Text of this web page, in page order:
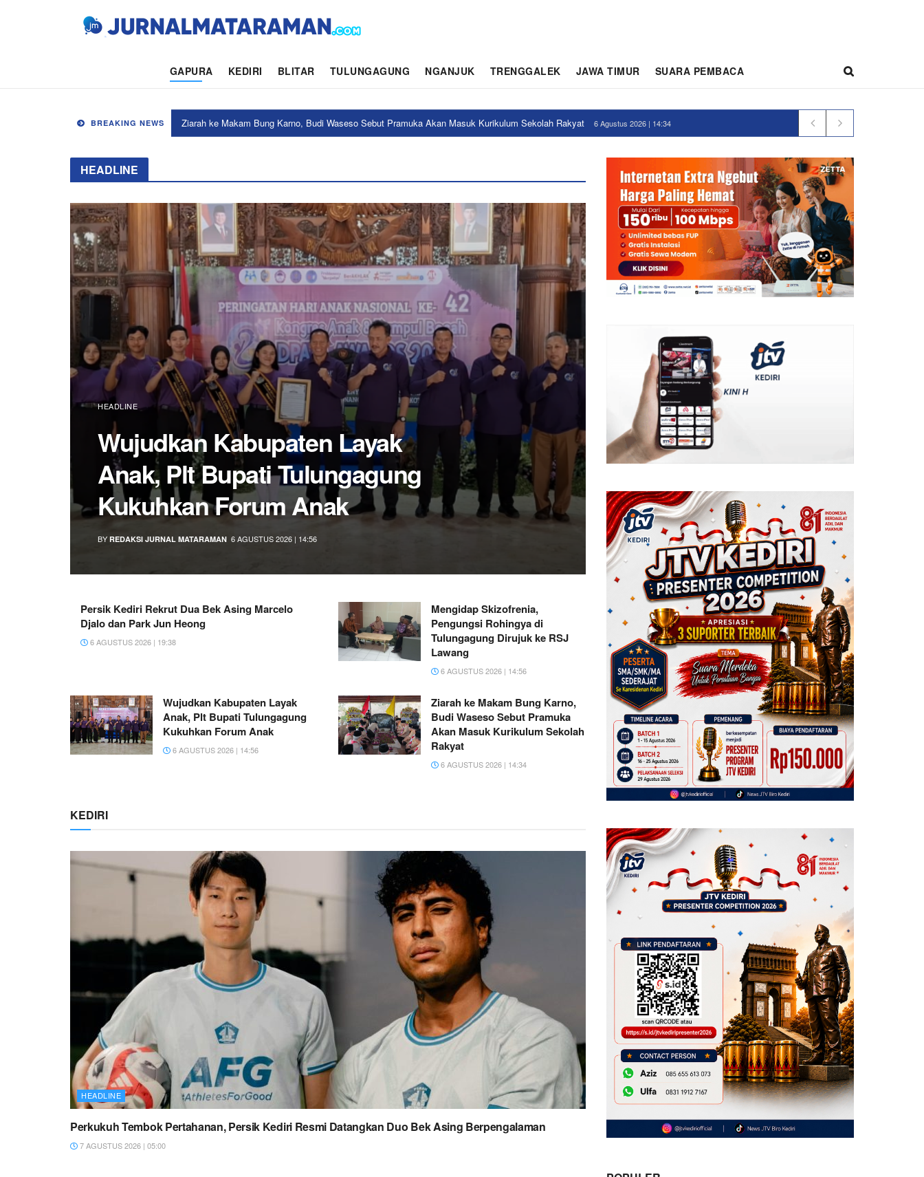
Jurnalmataraman.com
GAPURA KEDIRI BLITAR TULUNGAGUNG NGANJUK TRENGGALEK JAWA TIMUR SUARA PEMBACA
BREAKING NEWS Bupati Kediri Salurkan Ratusan Alsintan Canggih untuk Petani 6 Agustus 2026 | 13:07
HEADLINE
BLITAR
Ziarah ke Makam Bung Karno,
Budi Waseso Sebut Pramuka
Akan Masuk Kurikulum Sekolah
Rakyat
BY REDAKSI JURNAL MATARAMAN 6 AGUSTUS 2026 | 14:34 REDAKSI JURNAL MATARAMAN
Persik Kediri Rekrut Dua Bek Asing Marcelo
Djalo dan Park Jun Heong
6 AGUSTUS 2026 | 19:38
Mengidap Skizofrenia,
Pengungsi Rohingya di
Tulungagung Dirujuk ke RSJ
Lawang
6 AGUSTUS 2026 | 14:56
Wujudkan Kabupaten Layak
Anak, Plt Bupati Tulungagung
Kukuhkan Forum Anak
6 AGUSTUS 2026 | 14:56
Ziarah ke Makam Bung Karno,
Budi Waseso Sebut Pramuka
Akan Masuk Kurikulum Sekolah
Rakyat
6 AGUSTUS 2026 | 14:34
KEDIRI
HEADLINE
Perkukuh Tembok Pertahanan, Persik Kediri Resmi Datangkan Duo Bek Asing Berpengalaman
7 AGUSTUS 2026 | 05:00